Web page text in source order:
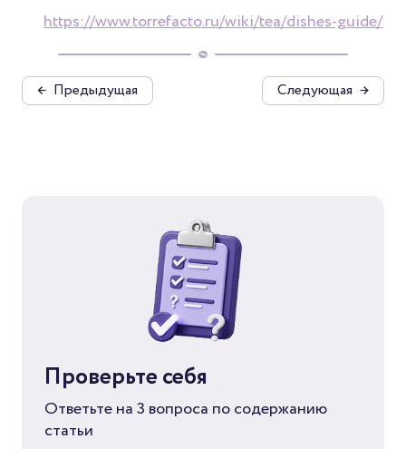
https://www.torrefacto.ru/wiki/tea/dishes-guide/
← Предыдущая Следующая →
Проверьте себя
Ответьте на 3 вопроса по содержанию
статьи